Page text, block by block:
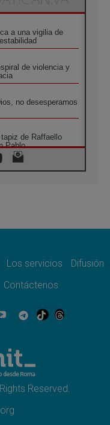
a una vigilia de
de violencia y
no desesperarnos
de Raffaello
Pablo
se compra con una
de Calapán
invisibles de una
Los servicios
Difusión
Contáctenos
Reserved.